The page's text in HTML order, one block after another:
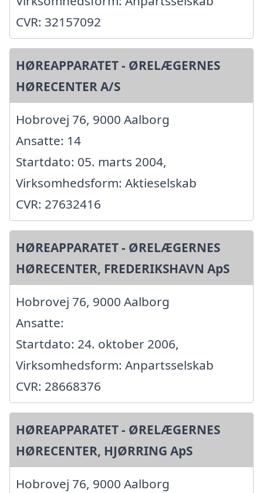
CVR: 32157092
HØREAPPARATET - ØRELÆGERNES
HØRECENTER A/S
Hobrovej 76, 9000 Aalborg
Ansatte: 14
Startdato: 05. marts 2004,
Virksomhedsform: Aktieselskab
CVR: 27632416
HØREAPPARATET - ØRELÆGERNES
HØRECENTER, FREDERIKSHAVN ApS
Hobrovej 76, 9000 Aalborg
Ansatte:
Startdato: 24. oktober 2006,
Virksomhedsform: Anpartsselskab
CVR: 28668376
HØREAPPARATET - ØRELÆGERNES
HØRECENTER, HJØRRING ApS
Hobrovej 76, 9000 Aalborg